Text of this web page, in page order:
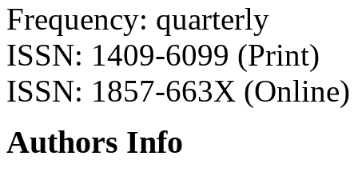
Frequency: quarterly
ISSN: 1409-6099 (Print)
ISSN: 1857-663X (Online)
Authors Info